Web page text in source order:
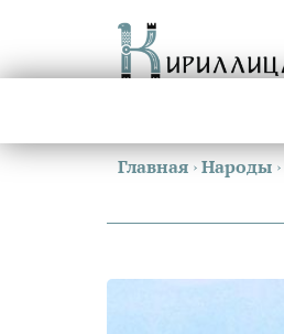
Главная ›Народы ›